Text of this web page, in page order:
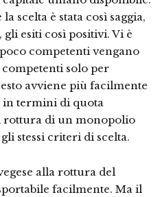
scelta è stata così saggia,
esiti così positivi. Vi è
competenti vengano
solo per
avviene più facilmente
in termini di quota
rottura di un monopolio
stessi criteri di scelta.
alla rottura del
facilmente. Ma il